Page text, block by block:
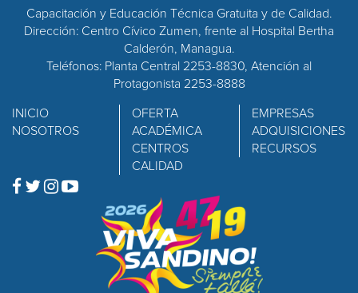
Capacitación y Educación Técnica Gratuita y de Calidad.
Dirección: Centro Cívico Zumen, frente al Hospital Bertha
Calderón, Managua.
Teléfonos: Planta Central 2253-8830, Atención al
Protagonista 2253-8888
INICIO
NOSOTROS
OFERTA
ACADÉMICA
CENTROS
CALIDAD
EMPRESAS
ADQUISICIONES
RECURSOS